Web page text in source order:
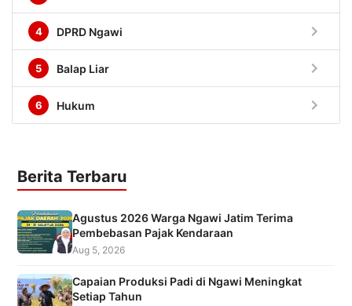
4 DPRD Ngawi chevron_right
5 Balap Liar chevron_right
6 Hukum chevron_right
Berita Terbaru
Agustus 2026 Warga Ngawi Jatim Terima
Pembebasan Pajak Kendaraan
Aug 5, 2026
Capaian Produksi Padi di Ngawi Meningkat
Setiap Tahun